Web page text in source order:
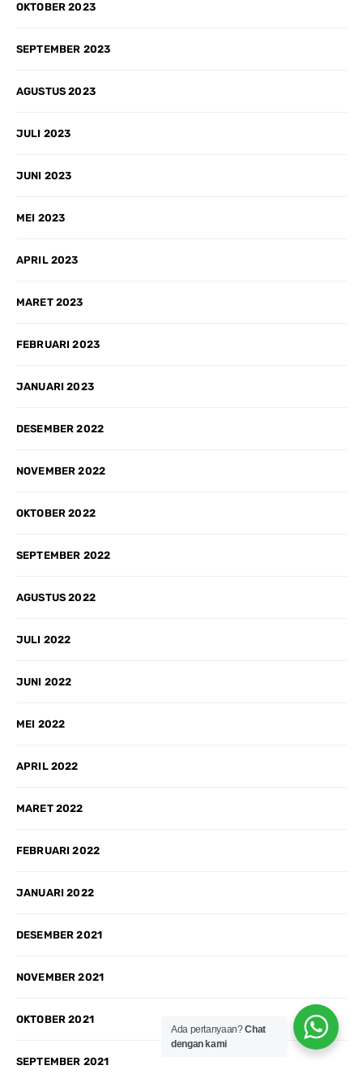
OKTOBER 2023
SEPTEMBER 2023
AGUSTUS 2023
JULI 2023
JUNI 2023
MEI 2023
APRIL 2023
MARET 2023
FEBRUARI 2023
JANUARI 2023
DESEMBER 2022
NOVEMBER 2022
OKTOBER 2022
SEPTEMBER 2022
AGUSTUS 2022
JULI 2022
JUNI 2022
MEI 2022
APRIL 2022
MARET 2022
FEBRUARI 2022
JANUARI 2022
DESEMBER 2021
NOVEMBER 2021
OKTOBER 2021
SEPTEMBER 2021
Ada pertanyaan?Chat
dengan kami